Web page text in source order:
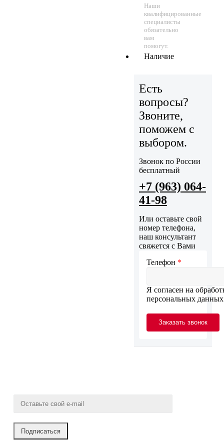
Наши
квалифицированные
специалисты
обязательно
вам
помогут.
Наличие
Есть
вопросы?
Звоните,
поможем с
выбором.
Звонок по России
бесплатный
+7 (963) 064-
41-98
Или оставьте свой
номер телефона,
наш консультант
свяжется с Вами
Я согласен на
персональных
Телефон *